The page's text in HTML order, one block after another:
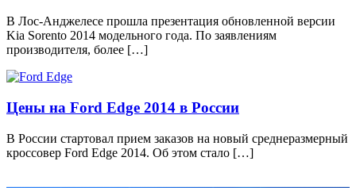
В Лос-Анджелесе прошла презентация обновленной версии
Kia Sorento 2014 модельного года. По заявлениям
производителя, более […]
Цены на Ford Edge 2014 в России
В России стартовал прием заказов на новый среднеразмерный
кроссовер Ford Edge 2014. Об этом стало […]